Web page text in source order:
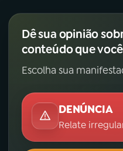
Dê sua opinião
conteúdo que
Escolha sua
DENÚNCIA
Relate